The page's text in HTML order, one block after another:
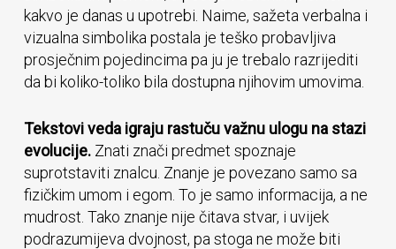
kakvo je danas u upotrebi. Naime, sažeta verbalna i
vizualna simbolika postala je teško probavljiva
prosječnim pojedincima pa ju je trebalo razrijediti
da bi koliko-toliko bila dostupna njihovim umovima.
Tekstovi veda igraju rastuču važnu ulogu na stazi
evolucije.Znati znači predmet spoznaje
suprotstaviti znalcu. Znanje je povezano samo sa
fizičkim umom i egom. To je samo informacija, a ne
mudrost. Tako znanje nije čitava stvar, i uvijek
podrazumijeva dvojnost, pa stoga ne može biti